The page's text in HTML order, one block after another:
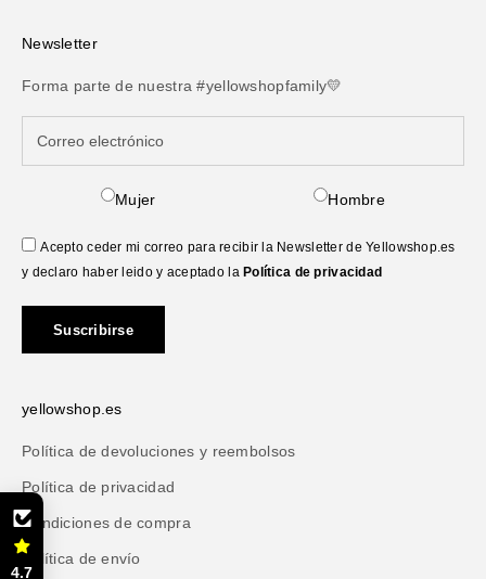
Newsletter
Forma parte de nuestra #yellowshopfamily💛
Mujer Hombre
Acepto ceder mi correo para recibir la Newsletter de Yellowshop.es
y declaro haber leido y aceptado la Política de privacidad
Suscribirse
yellowshop.es
Política de devoluciones y reembolsos
Política de privacidad
Condiciones de compra
Política de envío
4.7